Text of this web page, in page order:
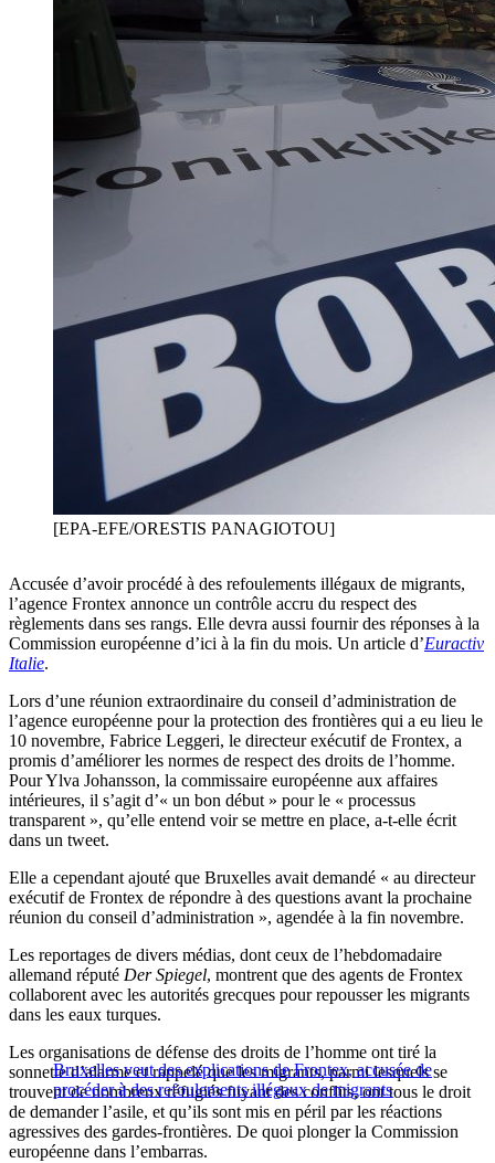
[EPA-EFE/ORESTIS PANAGIOTOU]
Accusée d’avoir procédé à des refoulements illégaux de migrants,
l’agence Frontex annonce un contrôle accru du respect des
règlements dans ses rangs. Elle devra aussi fournir des réponses à la
Commission européenne d’ici à la fin du mois. Un article d’Euractiv
Italie.
Lors d’une réunion extraordinaire du conseil d’administration de
l’agence européenne pour la protection des frontières qui a eu lieu le
10 novembre, Fabrice Leggeri, le directeur exécutif de Frontex, a
promis d’améliorer les normes de respect des droits de l’homme.
Pour Ylva Johansson, la commissaire européenne aux affaires
intérieures, il s’agit d’« un bon début » pour le « processus
transparent », qu’elle entend voir se mettre en place, a-t-elle écrit
dans un tweet.
Elle a cependant ajouté que Bruxelles avait demandé « au directeur
exécutif de Frontex de répondre à des questions avant la prochaine
réunion du conseil d’administration », agendée à la fin novembre.
Les reportages de divers médias, dont ceux de l’hebdomadaire
allemand réputé Der Spiegel, montrent que des agents de Frontex
collaborent avec les autorités grecques pour repousser les migrants
dans les eaux turques.
Bruxelles veut des explications de Frontex, accusée de
procéder à des refoulements illégaux de migrants
Les organisations de défense des droits de l’homme ont tiré la
sonnette d’alarme et rappelé que les migrants, parmi lesquels se
trouvent de nombreux réfugiés fuyant des conflits, ont tous le droit
de demander l’asile, et qu’ils sont mis en péril par les réactions
agressives des gardes-frontières. De quoi plonger la Commission
européenne dans l’embarras.